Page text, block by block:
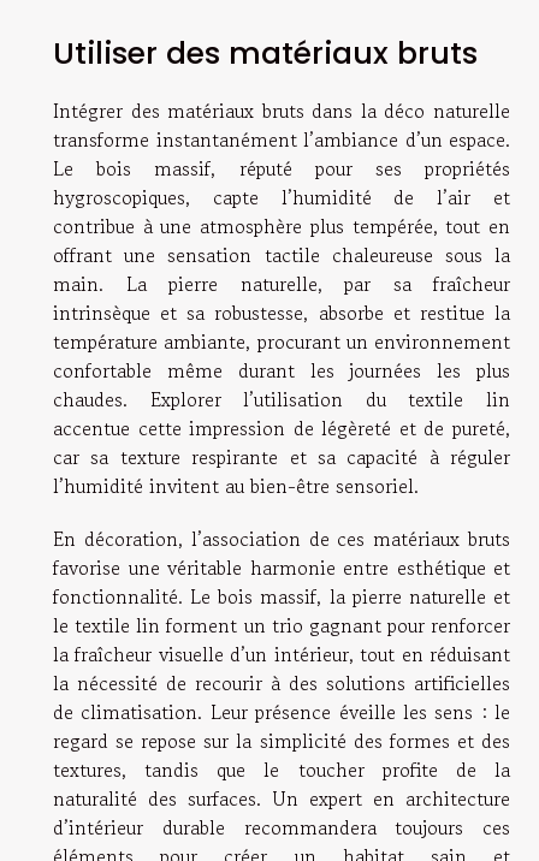
Utiliser des matériaux bruts
Intégrer des matériaux bruts dans la déco naturelle
transforme instantanément l’ambiance d’un espace.
Le bois massif, réputé pour ses propriétés
hygroscopiques, capte l’humidité de l’air et
contribue à une atmosphère plus tempérée, tout en
offrant une sensation tactile chaleureuse sous la
main. La pierre naturelle, par sa fraîcheur
intrinsèque et sa robustesse, absorbe et restitue la
température ambiante, procurant un environnement
confortable même durant les journées les plus
chaudes. Explorer l’utilisation du textile lin
accentue cette impression de légèreté et de pureté,
car sa texture respirante et sa capacité à réguler
l’humidité invitent au bien-être sensoriel.
En décoration, l’association de ces matériaux bruts
favorise une véritable harmonie entre esthétique et
fonctionnalité. Le bois massif, la pierre naturelle et
le textile lin forment un trio gagnant pour renforcer
la fraîcheur visuelle d’un intérieur, tout en réduisant
la nécessité de recourir à des solutions artificielles
de climatisation. Leur présence éveille les sens : le
regard se repose sur la simplicité des formes et des
textures, tandis que le toucher profite de la
naturalité des surfaces. Un expert en architecture
d’intérieur durable recommandera toujours ces